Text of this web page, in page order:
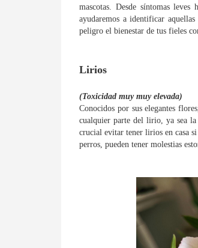
mascotas. Desde síntomas
ayudaremos a identificar
peligro el bienestar de tus fieles
Lirios
(Toxicidad muy muy elevada)
Conocidos por sus elegantes
cualquier parte del lirio, ya sea
crucial evitar tener lirios en casa
perros, pueden tener molestias